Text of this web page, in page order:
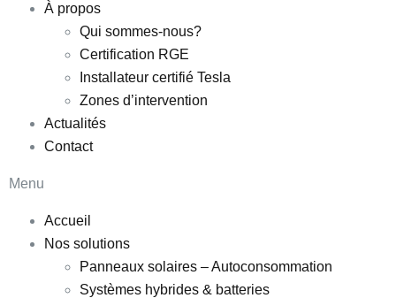
À propos
Qui sommes-nous?
Certification RGE
Installateur certifié Tesla
Zones d’intervention
Actualités
Contact
Menu
Accueil
Nos solutions
Panneaux solaires – Autoconsommation
Systèmes hybrides & batteries